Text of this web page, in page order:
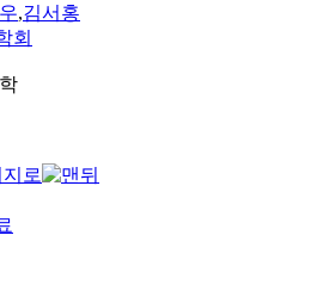
,김서홍
회